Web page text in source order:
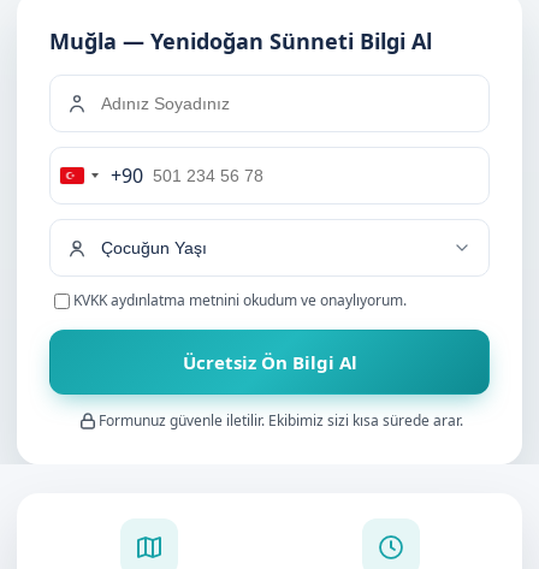
Muğla — Yenidoğan Sünneti Bilgi Al
Turkey
+90
+90
KVKK aydınlatma metnini okudum ve onaylıyorum.
Ücretsiz Ön Bilgi Al
Formunuz güvenle iletilir. Ekibimiz sizi kısa sürede arar.